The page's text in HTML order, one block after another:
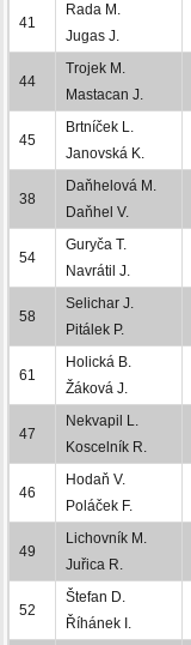
41
Rada M.
Jugas J.
44
Trojek M.
Mastacan J.
45
Brtníček L.
Janovská K.
38
Daňhelová M.
Daňhel V.
54
Guryča T.
Navrátil J.
58
Selichar J.
Pitálek P.
61
Holická B.
Žáková J.
47
Nekvapil L.
Koscelník R.
46
Hodaň V.
Poláček F.
49
Lichovník M.
Juřica R.
52
Štefan D.
Říhánek I.